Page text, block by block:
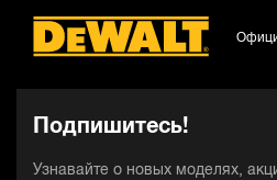
Подпишитесь!
Узнавайте о новых моделях,